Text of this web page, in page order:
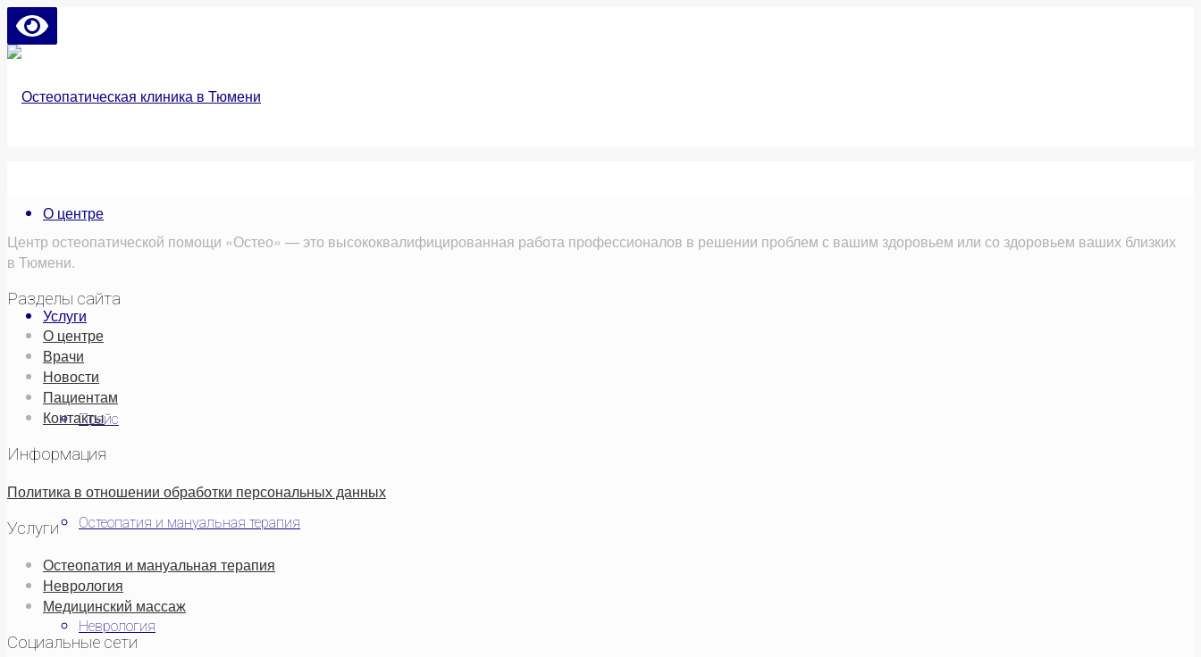
О центре
Услуги
Прайс
Остеопатия и мануальная терапия
Неврология
Центр остеопатической помощи «Остео» — это высококвалифицированная работа профессионалов в решении проблем с вашим здоровьем или со здоровьем ваших близких
в Тюмени.
Разделы сайта
О центре
Врачи
Новости
Пациентам
Контакты
Информация
Политика в отношении обработки персональных данных
Услуги
Остеопатия и мануальная терапия
Неврология
Медицинский массаж
Социальные сети